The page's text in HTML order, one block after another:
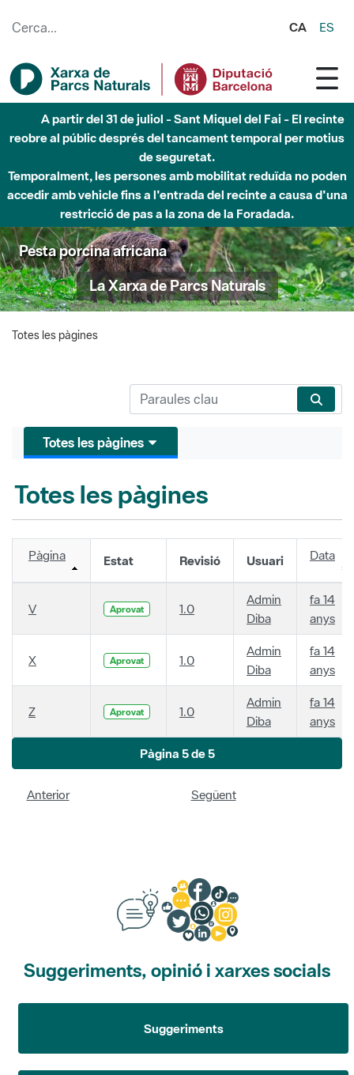
CA ES
A partir del 31 de juliol - Sant Miquel del Fai - El recinte
reobre al públic després del tancament temporal per motius
de seguretat.
Temporalment, les persones amb mobilitat reduïda no poden
accedir amb vehicle fins a l'entrada del recinte a causa d'una
restricció de pas a la zona de la Foradada.
Pesta porcina africana
La Xarxa de Parcs Naturals
Totes les pàgines
Totes les pàgines
Totes les pàgines
Pàgina Estat Revisió Usuari Data
V Aprovat 1.0
Admin
Diba
fa 14
anys
X Aprovat 1.0
Admin
Diba
fa 14
anys
Z Aprovat 1.0
Admin
Diba
fa 14
anys
Pàgina 5 de 5
Anterior Següent
Suggeriments, opinió i xarxes socials
Suggeriments